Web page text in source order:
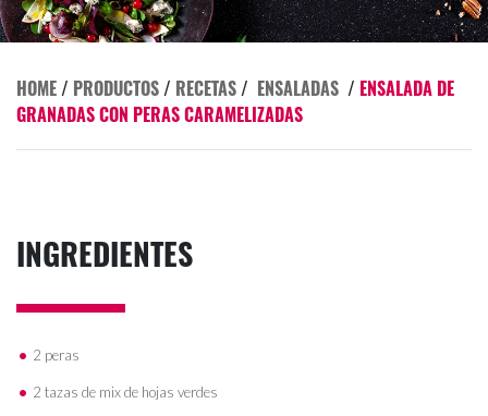
HOME/ PRODUCTOS/ RECETAS/ ENSALADAS / ENSALADA DE
GRANADAS CON PERAS CARAMELIZADAS
INGREDIENTES
2 peras
2 tazas de mix de hojas verdes